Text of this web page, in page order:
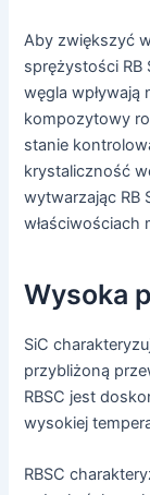
Aby zwiększyć
sprężystości RB
węgla wpływają
kompozytowy
stanie
krystaliczność
wytwarzając RB
właściwościach
Wysoka
SiC
przybliżoną
RBSC jest
wysokiej
RBSC